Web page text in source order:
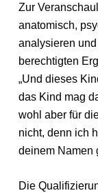
Zur
anatomisch,
analysieren
berechtigten
„Und dieses
das Kind mag
wohl aber für
nicht, denn ich
deinem Namen
Die